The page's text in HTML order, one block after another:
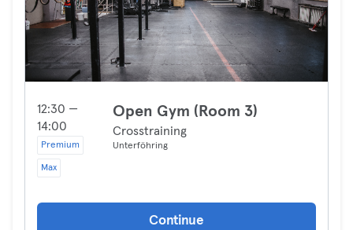
12:30 —
14:00
Premium
Max
Open Gym (Room 3)
Crosstraining
Unterföhring
Continue